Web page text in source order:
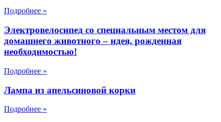
Подробнее »
Электровелосипед со специальным местом для
домашнего животного – идея, рожденная
необходимостью!
Подробнее »
Лампа из апельсиновой корки
Подробнее »